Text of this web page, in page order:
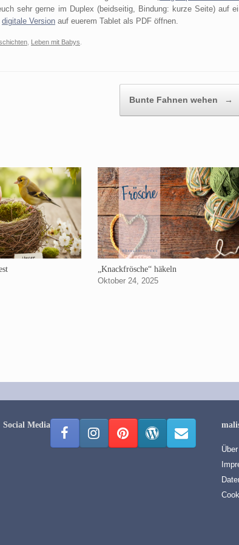
sehr gerne im Duplex (beidseitig, Bindung: kurze Seite) auf
digitale Version auf euerem Tablet als PDF öffnen.
Leben mit Babys
Bunte Fahnen wehen →
„Knackfrösche“ häkeln
Oktober 24, 2025
Social Media